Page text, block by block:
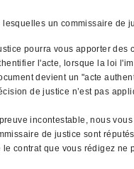
un commissaire de
pourra vous apporter
l'acte, lorsque la loi
devient un "acte
de justice n’est pas
incontestable, nous
de justice sont
le contrat que vous rédigez